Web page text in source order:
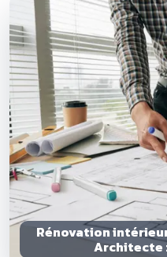
Rénovation
Architecte